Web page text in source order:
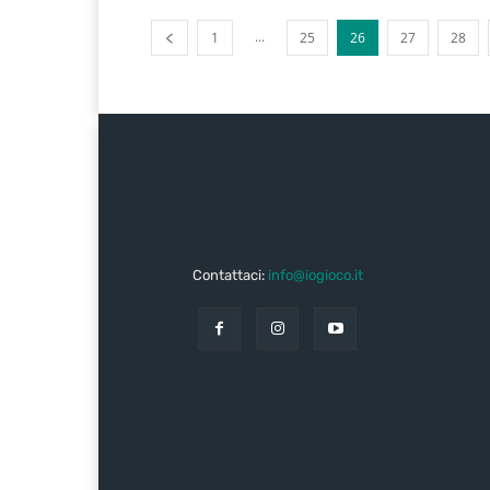
1 ... 25 26 27 28
Contattaci: info@iogioco.it